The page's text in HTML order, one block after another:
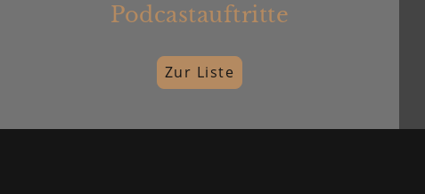
Podcastauftritte
Zur Liste